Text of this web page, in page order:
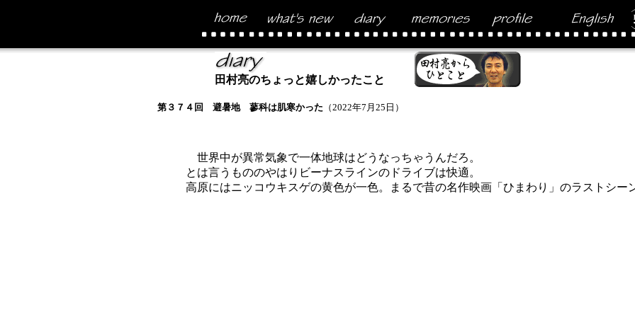
田村亮のちょっと嬉しかったこと
第３７４回 避暑地 蓼科は肌寒かった （2022年7月25日）
世界中が異常気象で一体地球はどうなっちゃうんだろ。
とは言うもののやはりビーナスラインのドライブは快適。
高原にはニッコウキスゲの黄色が一色。まるで昔の名作映画「ひまわり」のラストシー